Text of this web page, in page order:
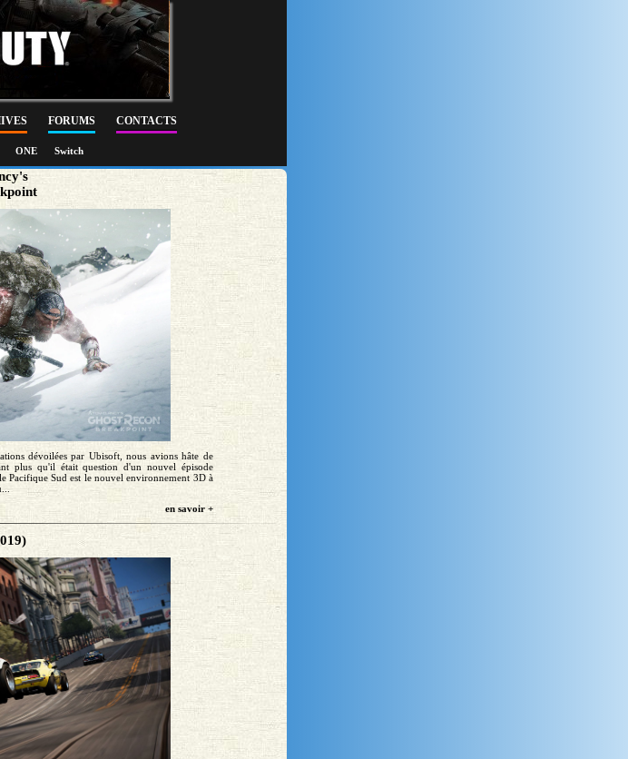
FORUMS CONTACTS
ONE Switch
dévoilées par Ubisoft, nous avions hâte de
plus qu'il était question d'un nouvel épisode
Sud est le nouvel environnement 3D à
en savoir +